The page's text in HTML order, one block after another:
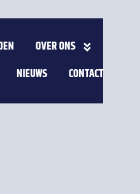
OVER ONS
NIEUWS
CONTACT